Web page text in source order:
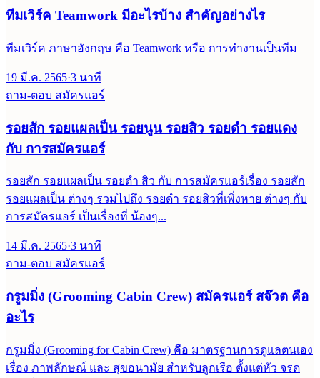
ทีมเวิร์ค Teamwork มีอะไรบ้าง สำคัญอย่างไร
ทีมเวิร์ค ภาษาอังกฤษ คือ Teamwork หรือ การทำงานเป็นทีม
19 มี.ค. 2565·3 นาที
ถาม-ตอบ สมัครแอร์
รอยสัก รอยแผลเป็น รอยนูน รอยสิว รอยดำ รอยแดง
กับ การสมัครแอร์
รอยสัก รอยแผลเป็น รอยดำ สิว กับ การสมัครแอร์เรื่อง รอยสัก
รอยแผลเป็น ต่างๆ รวมไปถึง รอยดำ รอยสิวที่เพิ่งหาย ต่างๆ กับ
การสมัครแอร์ เป็นเรื่องที่ น้องๆ...
14 มี.ค. 2565·3 นาที
ถาม-ตอบ สมัครแอร์
กรูมมิ่ง (Grooming Cabin Crew) สมัครแอร์ สจ๊วต คือ
อะไร
กรูมมิ่ง (Grooming for Cabin Crew) คือ มาตรฐานการดูแลตนเอง
เรื่อง ภาพลักษณ์ และ สุขอนามัย สำหรับลูกเรือ ตั้งแต่หัว จรด